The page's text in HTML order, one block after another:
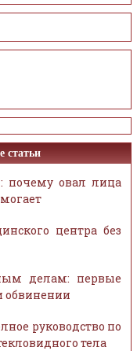
статьи
почему овал лица
центра без
делам: первые
обвинении
руководство по
тела